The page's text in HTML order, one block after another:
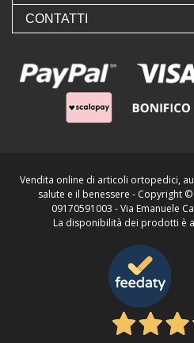
CONTATTI
Vendita online di articoli ortopedici,
salute e il benessere - Copyright ©
09170591003 - Via Emanuele
La disponibilità dei prodotti è